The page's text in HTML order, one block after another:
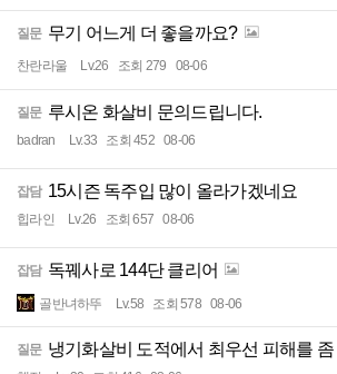
질문 무기 어느게 더 좋을까요?
찬란라울 Lv.26 조회 279 08-06
질문 루시온 화살비 문의드립니다.
badran Lv.33 조회 452 08-06
잡담 15시즌 독주입 많이 올라가겠네요
힙라인 Lv.26 조회 657 08-06
잡담 독꿰사로 144단 클리어
골반녀하뚜 Lv.58 조회 578 08-06
질문 냉기화살비 도적에서 최우선 피해를